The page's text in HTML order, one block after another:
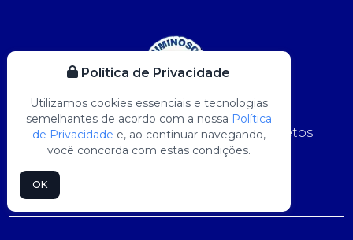
Home Sobre Nós Produtos Projetos
Política de Privacidade
Utilizamos cookies essenciais e tecnologias
semelhantes de acordo com a nossa Política
de Privacidade e, ao continuar navegando,
você concorda com estas condições.
OK